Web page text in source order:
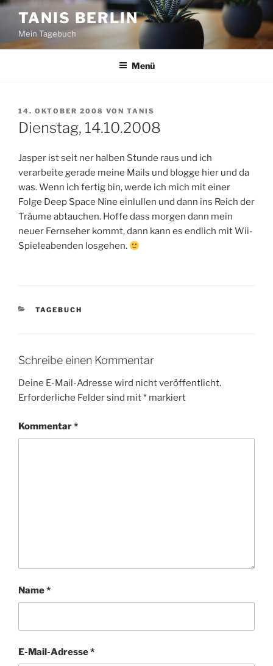
Zum
Inhalt
springen
TANIS BERLIN
Mein Tagebuch
Menü
VERÖFFENTLICHT
AM
14. OKTOBER 2008 VON TANIS
Dienstag, 14.10.2008
Jasper ist seit ner halben Stunde raus und ich
verarbeite gerade meine Mails und blogge hier und da
was. Wenn ich fertig bin, werde ich mich mit einer
Folge Deep Space Nine einlullen und dann ins Reich der
Träume abtauchen. Hoffe dass morgen dann mein
neuer Fernseher kommt, dann kann es endlich mit Wii-
Spieleabenden losgehen.
KATEGORIEN
TAGEBUCH
Schreibe einen Kommentar
Deine E-Mail-Adresse wird nicht veröffentlicht.
Erforderliche Felder sind mit* markiert
Kommentar*
Name*
E-Mail-Adresse*